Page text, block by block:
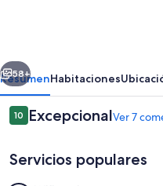
suite
Bedrooms,
Paved
to
Siguiente
58+
ResumenHabitaciones
Comentarios
1010 de 10
ExcepcionalVer 7
Servicios populares